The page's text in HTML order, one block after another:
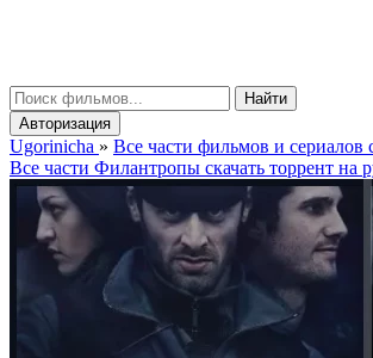
Найти
Авторизация
Ugorinicha » Все части фильмов и сериалов
Все части Филантропы скачать торрент на